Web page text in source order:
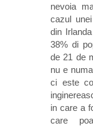
nevoia
cazul
din
38% di
de 21 de
nu e
ci este
in care a
care